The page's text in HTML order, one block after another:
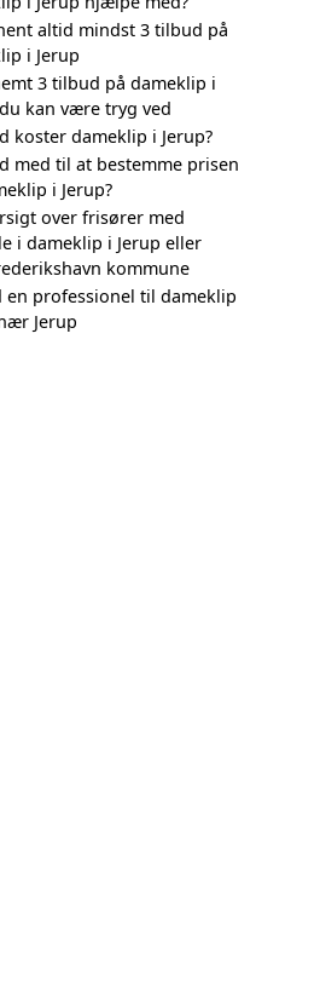
altid mindst 3 tilbud på
i Jerup
3 tilbud på dameklip i
kan være tryg ved
koster dameklip i Jerup?
med til at bestemme prisen
i Jerup?
over frisører med
i dameklip i Jerup eller
kommune
en professionel til dameklip
Jerup